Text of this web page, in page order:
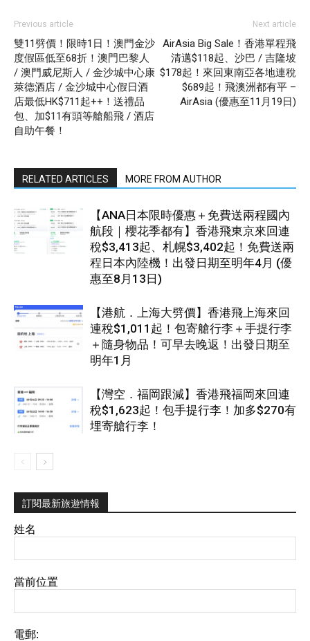
Previous article
雙11劈價！限時1日！澳門金沙
度假區低至68折！澳門巴黎人
/ 澳門威尼斯人 / 金沙城中心康
萊德酒店 / 金沙城中心假日酒
店最低HK$711起++！送禮品
包、加$11有頭等艙船飛 / 酒店
自助午餐！
Next article
AirAsia Big Sale！香港單程飛
清邁$118起、沙巴 / 吉隆坡
$178起！來回東南亞各地連稅
$689起！飛澳洲都有平 –
AirAsia (優惠至11月19日)
RELATED ARTICLES MORE FROM AUTHOR
【ANA日本限時優惠＋免費送兩程國內
航段｜櫻花季都有】香港飛東京來回連
稅$3,413起、札幌$3,402起！免費送兩
程日本內陸機！出發日期至明年4月 (優
惠至8月13日)
【港航．上海大劈價】香港飛上海來回
連稅$1,011起！包寄艙行李＋手提行李
＋隨身物品！可早去晚返！出發日期至
明年1月
【灣空．福岡跟減】香港飛福岡來回連
稅$1,623起！包手提行李！加多$270有
埋寄艙行李！
訂閱最新旅遊情報
姓名
當前位置
電郵: